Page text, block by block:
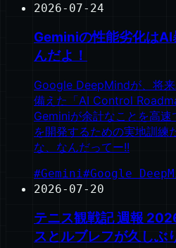
2026-07-24
Geminiの性能劣化は
んだよ！
Google DeepMindが、将
備えた「AI Control
Geminiが余計なことを高
を開発するための実地訓練
な、なんだってー!!
#Gemini#Google
2026-07-20
テニス観戦記 週報
スとルブレフが久しぶ